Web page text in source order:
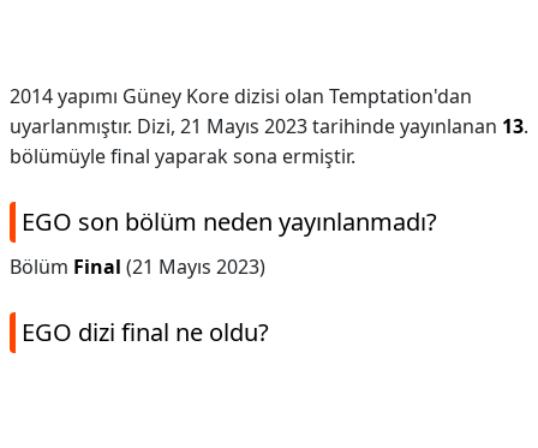
2014 yapımı Güney Kore dizisi olan Temptation'dan
uyarlanmıştır. Dizi, 21 Mayıs 2023 tarihinde yayınlanan 13.
bölümüyle final yaparak sona ermiştir.
EGO son bölüm neden yayınlanmadı?
Bölüm Final (21 Mayıs 2023)
EGO dizi final ne oldu?